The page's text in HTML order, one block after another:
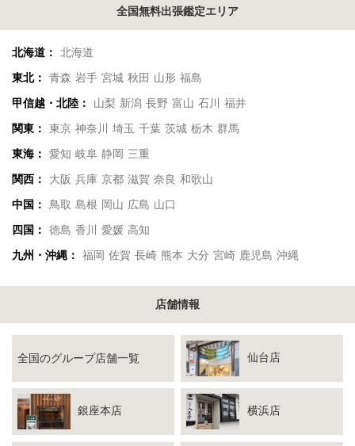
全国無料出張鑑定エリア
北海道：
北海道
東北：
青森 岩手 宮城 秋田 山形 福島
甲信越・北陸：
山梨 新潟 長野 富山 石川
福井
関東：
東京 神奈川 埼玉 千葉 茨城 栃木 群馬
東海：
愛知 岐阜 静岡 三重
関西：
大阪 兵庫 京都 滋賀 奈良 和歌山
中国：
鳥取 島根 岡山 広島 山口
四国：
徳島 香川 愛媛 高知
九州・沖縄：
福岡 佐賀 長崎 熊本 大分 宮崎 鹿児島 沖縄
店舗情報
全国のグループ店舗一覧 仙台店
銀座本店 横浜店